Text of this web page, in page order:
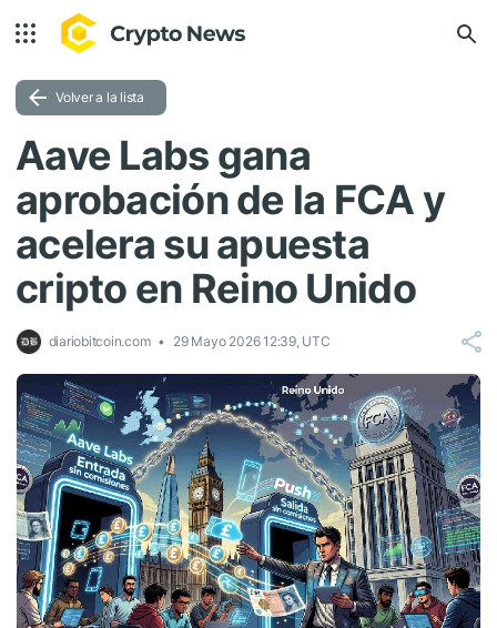
Volver a la lista
Aave Labs gana
aprobación de la FCA y
acelera su apuesta
cripto en Reino Unido
diariobitcoin.com 29 Mayo 2026 12:39, UTC